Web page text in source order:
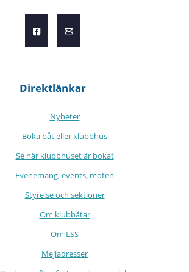
Direktlänkar
Nyheter
Boka båt eller klubbhus
Se när klubbhuset är bokat
Evenemang, events, möten
Styrelse och sektioner
Om klubbåtar
Om LSS
Mejladresser